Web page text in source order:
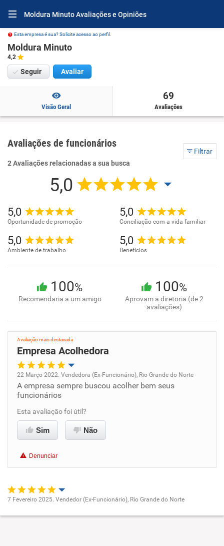
Moldura Minuto Avaliações e Opiniões
Esta empresa é sua? Solicite acesso ao perfil.
Moldura Minuto
4,2
Seguir Avaliar
Visão Geral
69
Avaliações
Avaliações de funcionários
Filtrar
2 Avaliações relacionadas a sua busca
5,0
5,0
Oportunidade de promoção
5,0
Conciliação com a vida familiar
5,0
Ambiente de trabalho
5,0
Benefícios
100%
Recomendaria a um amigo
100%
Aprovam a diretoria (de 2
avaliações)
Avaliação mais destacada
Empresa Acolhedora
Oportunidade de promoção
Ambiente de trabalho
Conciliação com a vida familiar
Recomenda esta empresa
Recomenda a diretoria
22 Março 2022. Vendedora (Ex-Funcionário), Rio Grande do Norte
A empresa sempre buscou acolher bem seus
funcionários
Esta avaliação foi útil?
Sim Não
Denunciar
7 Fevereiro 2025. Vendedor (Ex-Funcionário), Rio Grande do Norte